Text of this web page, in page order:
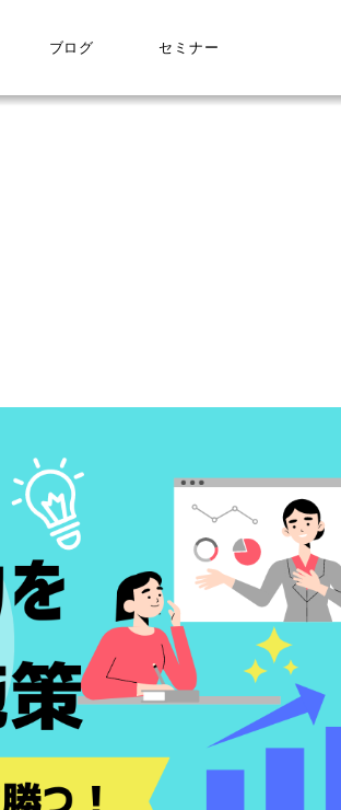
ブログ セミナー